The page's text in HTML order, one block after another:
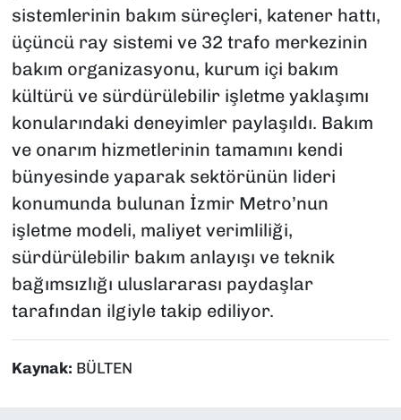
sistemlerinin bakım süreçleri, katener hattı,
üçüncü ray sistemi ve 32 trafo merkezinin
bakım organizasyonu, kurum içi bakım
kültürü ve sürdürülebilir işletme yaklaşımı
konularındaki deneyimler paylaşıldı. Bakım
ve onarım hizmetlerinin tamamını kendi
bünyesinde yaparak sektörünün lideri
konumunda bulunan İzmir Metro’nun
işletme modeli, maliyet verimliliği,
sürdürülebilir bakım anlayışı ve teknik
bağımsızlığı uluslararası paydaşlar
tarafından ilgiyle takip ediliyor.
Kaynak: BÜLTEN